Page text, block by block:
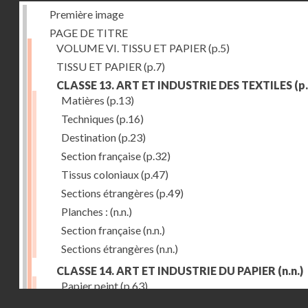
Première image
PAGE DE TITRE
VOLUME VI. TISSU ET PAPIER (p.5)
TISSU ET PAPIER (p.7)
CLASSE 13. ART ET INDUSTRIE DES TEXTILES
Matières (p.13)
Techniques (p.16)
Destination(p.23)
Section française(p.32)
Tissus coloniaux(p.47)
Sections étrangères (p.49)
Planches : (n.n.)
Section française(n.n.)
Sections étrangères (n.n.)
CLASSE 14. ART ET INDUSTRIE DU PAPIER (n.n.)
Papier peint(p.63)